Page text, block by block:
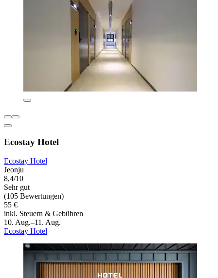
Ecostay Hotel
Ecostay Hotel
Jeonju
8,4/10
Sehr gut
(105 Bewertungen)
55 €
inkl. Steuern & Gebühren
10. Aug.–11. Aug.
Ecostay Hotel